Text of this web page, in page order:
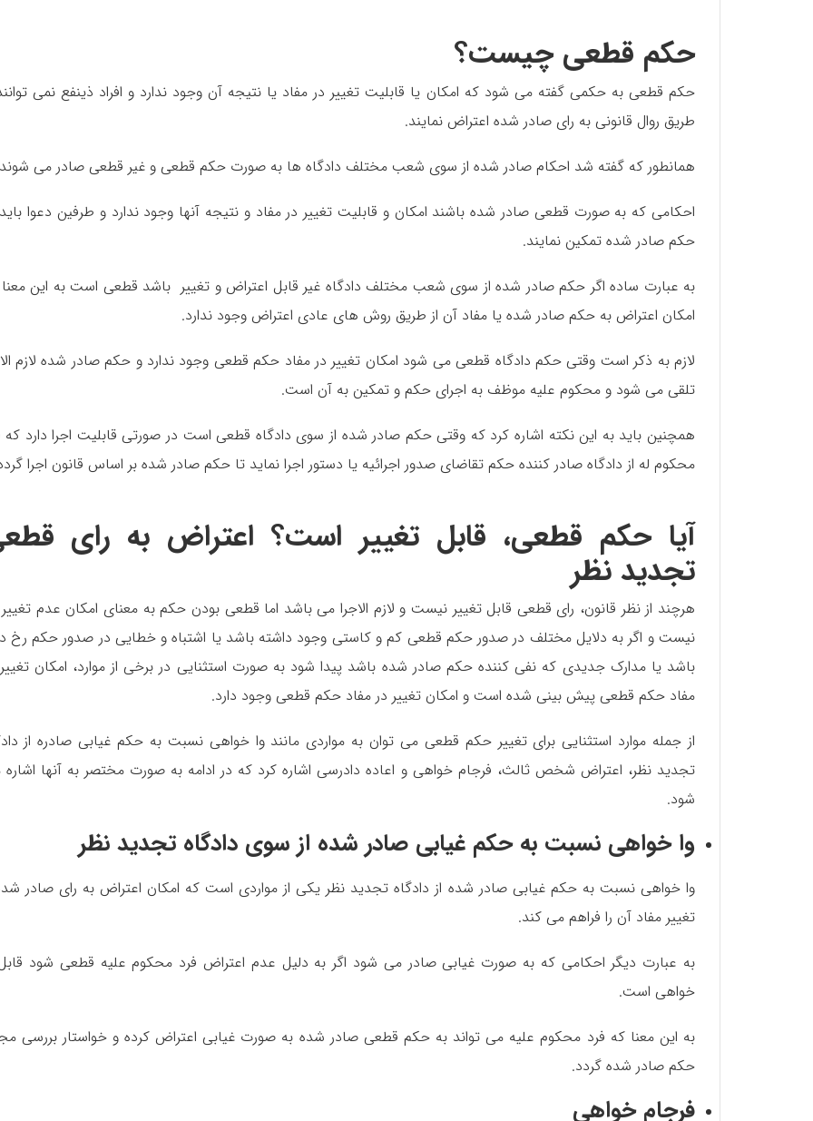
حکم قطعی چیست؟
حکم قطعی به حکمی گفته می شود که امکان یا قابلیت تغییر در مفاد یا نتیجه آن وجود ندارد و افراد ذینفع نمی
طریق روال قانونی به رای صادر شده اعتراض نمایند.
همانطور که گفته شد احکام صادر شده از سوی شعب مختلف دادگاه ها به صورت حکم قطعی و غیر قطعی صادر می
احکامی که به صورت قطعی صادر شده باشند امکان و قابلیت تغییر در مفاد و نتیجه آنها وجود ندارد و طرفین دعوا
حکم صادر شده تمکین نمایند.
به عبارت ساده اگر حکم صادر شده از سوی شعب مختلف دادگاه غیر قابل اعتراض و تغییر باشد قطعی است به این
امکان اعتراض به حکم صادر شده یا مفاد آن از طریق روش های عادی اعتراض وجود ندارد.
لازم به ذکر است وقتی حکم دادگاه قطعی می شود امکان تغییر در مفاد حکم قطعی وجود ندارد و حکم صادر شده لازم
تلقی می شود و محکوم علیه موظف به اجرای حکم و تمکین به آن است.
همچنین باید به این نکته اشاره کرد که وقتی حکم صادر شده از سوی دادگاه قطعی است در صورتی قابلیت اجرا دارد که
محکوم له از دادگاه صادر کننده حکم تقاضای صدور اجرائیه یا دستور اجرا نماید تا حکم صادر شده بر اساس قانون اجرا
آیا حکم قطعی، قابل تغییر است؟ اعتراض به رای
تجدید نظر
هرچند از نظر قانون، رای قطعی قابل تغییر نیست و لازم الاجرا می باشد اما قطعی بودن حکم به معنای امکان عدم
نیست و اگر به دلایل مختلف در صدور حکم قطعی کم و کاستی وجود داشته باشد یا اشتباه و خطایی در صدور حکم رخ
باشد یا مدارک جدیدی که نفی کننده حکم صادر شده باشد پیدا شود به صورت استثنایی در برخی از موارد، امکان
مفاد حکم قطعی پیش بینی شده است و امکان تغییر در مفاد حکم قطعی وجود دارد.
از جمله موارد استثنایی برای تغییر حکم قطعی می توان به مواردی مانند وا خواهی نسبت به حکم غیابی صادره از
تجدید نظر، اعتراض شخص ثالث، فرجام خواهی و اعاده دادرسی اشاره کرد که در ادامه به صورت مختصر به آنها
شود.
وا خواهی نسبت به حکم غیابی صادر شده از سوی دادگاه تجدید نظر
وا خواهی نسبت به حکم غیابی صادر شده از دادگاه تجدید نظر یکی از مواردی است که امکان اعتراض به رای صادر
تغییر مفاد آن را فراهم می ‌کند.
به عبارت دیگر احکامی که به صورت غیابی صادر می شود اگر به دلیل عدم اعتراض فرد محکوم علیه قطعی شود
خواهی است.
به این معنا که فرد محکوم علیه می تواند به حکم قطعی صادر شده به صورت غیابی اعتراض کرده و خواستار بررسی
حکم صادر شده گردد.
فرجام خواهی